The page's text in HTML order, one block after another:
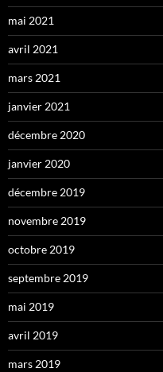
mai 2021
avril 2021
mars 2021
janvier 2021
décembre 2020
janvier 2020
décembre 2019
novembre 2019
octobre 2019
septembre 2019
mai 2019
avril 2019
mars 2019